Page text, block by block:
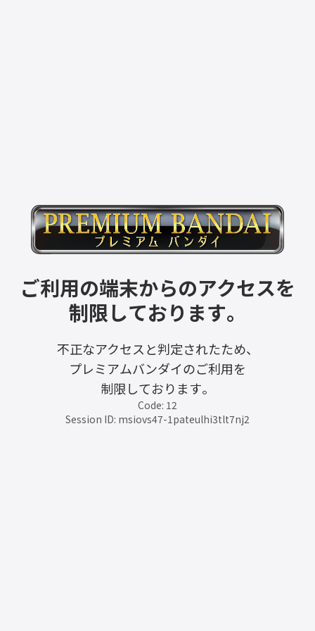
ご利用の端末からのアクセスを
制限しております。
不正なアクセスと判定されたため、
プレミアムバンダイのご利用を
制限しております。
Code: 12
Session ID: msiovs47-1pateulhi3tlt7nj2